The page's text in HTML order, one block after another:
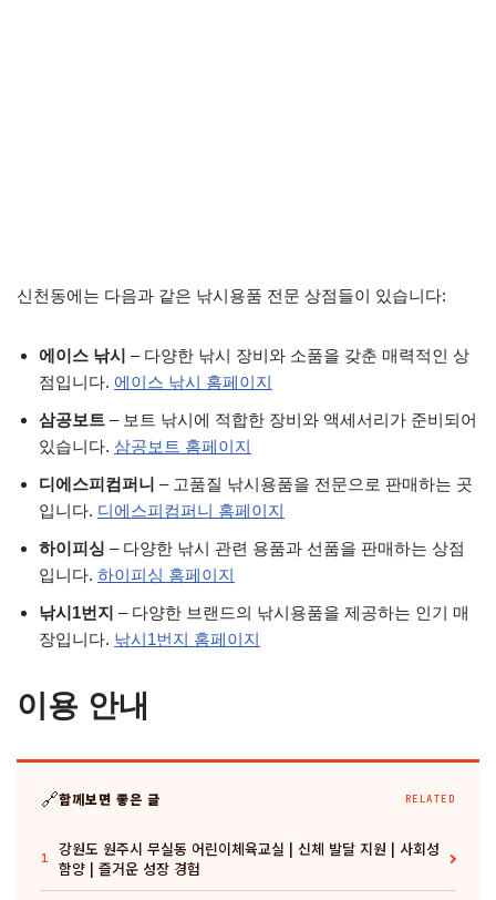
신천동에는 다음과 같은 낚시용품 전문 상점들이 있습니다:
에이스 낚시 – 다양한 낚시 장비와 소품을 갖춘 매력적인 상
점입니다. 에이스 낚시 홈페이지
삼공보트 – 보트 낚시에 적합한 장비와 액세서리가 준비되어
있습니다. 삼공보트 홈페이지
디에스피컴퍼니 – 고품질 낚시용품을 전문으로 판매하는 곳
입니다. 디에스피컴퍼니 홈페이지
하이피싱 – 다양한 낚시 관련 용품과 선품을 판매하는 상점
입니다. 하이피싱 홈페이지
낚시1번지 – 다양한 브랜드의 낚시용품을 제공하는 인기 매
장입니다. 낚시1번지 홈페이지
이용 안내
🔗함께보면 좋은 글 RELATED
1
강원도 원주시 무실동 어린이체육교실 | 신체 발달 지원 | 사회성
함양 | 즐거운 성장 경험